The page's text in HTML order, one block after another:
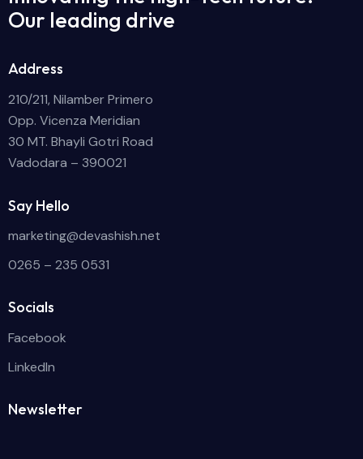
Our leading drive
Address
210/211, Nilamber Primero
Opp. Vicenza Meridian
30 MT. Bhayli Gotri Road
Vadodara – 390021
Say Hello
marketing@devashish.net
0265 – 235 0531
Socials
Facebook
LinkedIn
Newsletter